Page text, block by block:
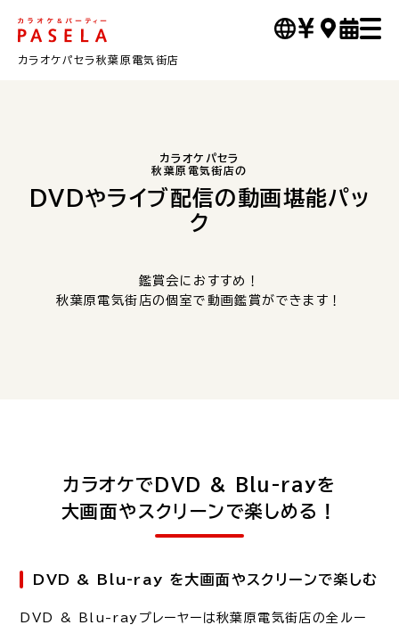
カラオケパセラ秋葉原電気街店
カラオケパセラ
秋葉原電気街店の
DVDやライブ配信の動画堪能パッ
ク
鑑賞会におすすめ！
秋葉原電気街店の個室で動画鑑賞ができます！
カラオケでDVD & Blu-rayを
大画面やスクリーンで楽しめる！
DVD & Blu-ray を大画面やスクリーンで楽しむ
DVD & Blu-rayプレーヤーは秋葉原電気街店の全ルー